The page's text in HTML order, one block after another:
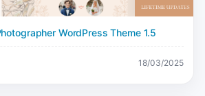
WordPress Theme 1.5
18/03/2025